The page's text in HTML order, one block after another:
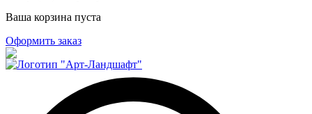
Ваша корзина пуста
Оформить заказ